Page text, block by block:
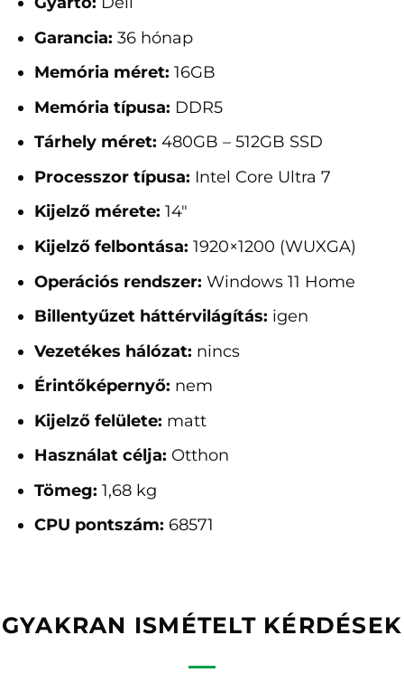
Garancia: 36 hónap
Memória méret: 16GB
Memória típusa: DDR5
Tárhely méret: 480GB – 512GB SSD
Processzor típusa: Intel Core Ultra 7
Kijelző mérete: 14"
Kijelző felbontása: 1920×1200 (WUXGA)
Operációs rendszer: Windows 11 Home
Billentyűzet háttérvilágítás: igen
Vezetékes hálózat: nincs
Érintőképernyő: nem
Kijelző felülete: matt
Használat célja: Otthon
Tömeg: 1,68 kg
CPU pontszám: 68571
GYAKRAN ISMÉTELT KÉRDÉSEK